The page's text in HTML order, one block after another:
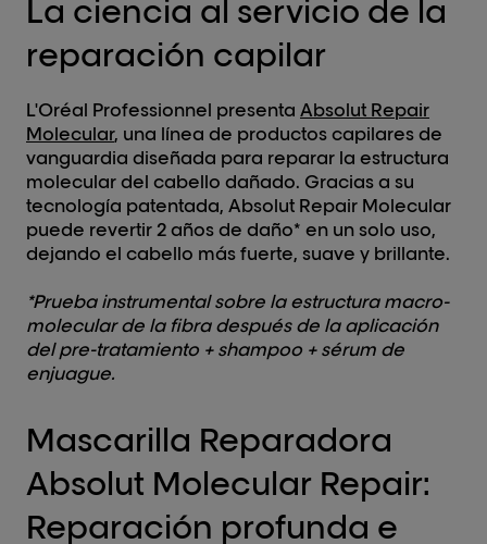
La ciencia al servicio de la
reparación capilar
L'Oréal Professionnel presenta Absolut Repair
Molecular, una línea de productos capilares de
vanguardia diseñada para reparar la estructura
molecular del cabello dañado. Gracias a su
tecnología patentada, Absolut Repair Molecular
puede revertir 2 años de daño* en un solo uso,
dejando el cabello más fuerte, suave y brillante.
*Prueba instrumental sobre la estructura macro-
molecular de la fibra después de la aplicación
del pre-tratamiento + shampoo + sérum de
enjuague.
Mascarilla Reparadora
Absolut Molecular Repair:
Reparación profunda e